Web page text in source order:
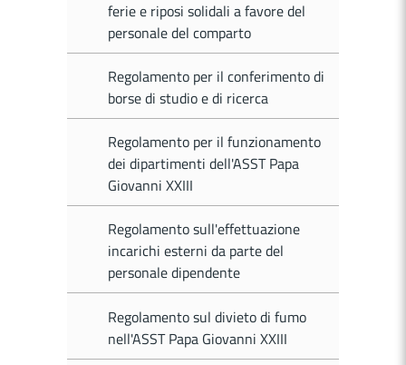
ferie e riposi solidali a favore del
personale del comparto
Regolamento per il conferimento di
borse di studio e di ricerca
Regolamento per il funzionamento
dei dipartimenti dell'ASST Papa
Giovanni XXIII
Regolamento sull'effettuazione
incarichi esterni da parte del
personale dipendente
Regolamento sul divieto di fumo
nell'ASST Papa Giovanni XXIII